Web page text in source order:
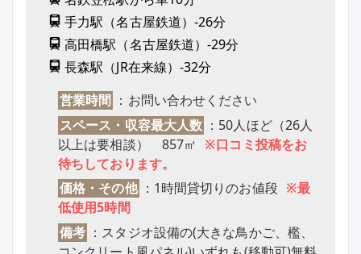
手力駅（名古屋鉄道）-26分
高田橋駅（名古屋鉄道）-29分
長森駅（JR在来線）-32分
営業時間 ：お問い合わせください
スペース・収容最大人数 ：50人ほど（26人
以上は要相談） 857㎡ ※口コミ投稿をお
待ちしております。
価格・その他 ：1時間貸切りのお値段 ※最
低使用5時間
備考 ：スタジオ設備の(大きな鳥かご、檻、